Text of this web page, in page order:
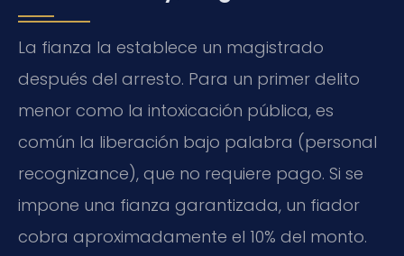
La fianza la establece un magistrado
después del arresto. Para un primer delito
menor como la intoxicación pública, es
común la liberación bajo palabra (personal
recognizance), que no requiere pago. Si se
impone una fianza garantizada, un fiador
cobra aproximadamente el 10% del monto.